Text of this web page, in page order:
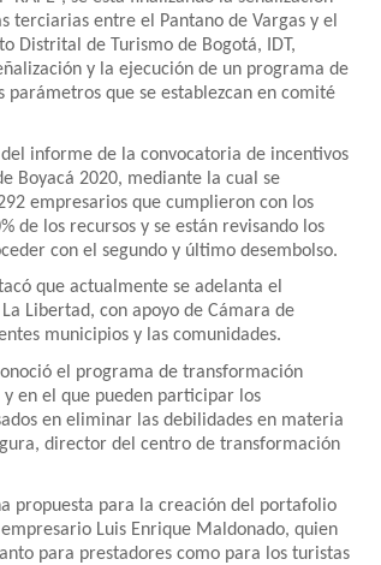
entre el Pantano de Vargas y el
Distrital de Turismo de Bogotá, IDT,
y la ejecución de un programa de
que se establezcan en comité
informe de la convocatoria de incentivos
Boyacá 2020, mediante la cual se
empresarios que cumplieron con los
de los recursos y se están revisando los
con el segundo y último desembolso.
que actualmente se adelanta el
Libertad, con apoyo de Cámara de
municipios y las comunidades.
el programa de transformación
en el que pueden participar los
en eliminar las debilidades en materia
director del centro de transformación
propuesta para la creación del portafolio
Luis Enrique Maldonado, quien
para prestadores como para los turistas